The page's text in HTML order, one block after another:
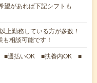
望があれば下記シフトも
上勤務している方が多数！
相談可能です！
■週払いOK ■扶養内OK ■